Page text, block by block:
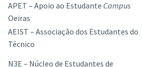
APET – Apoio ao Estudante Campus
Oeiras
AEIST – Associação dos Estudantes do
Técnico
N3E – Núcleo de Estudantes de